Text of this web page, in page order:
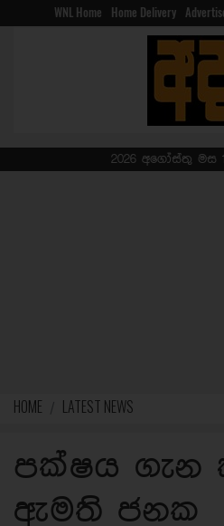
WNL Home Home Delivery
2026 අගෝස්තු මස
HOME LATEST NEWS
පක්ෂය ගැන
ඇමති ජනක